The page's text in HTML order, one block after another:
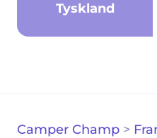
Tyskland
Camper Champ >